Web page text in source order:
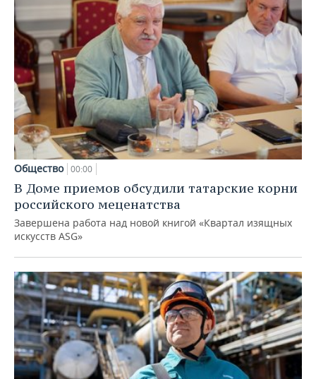
Общество 00:00
В Доме приемов обсудили татарские корни
российского меценатства
Завершена работа над новой книгой «Квартал изящных
искусств ASG»